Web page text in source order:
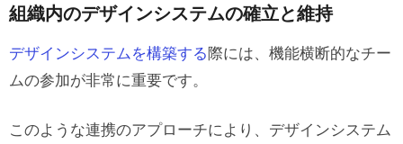
組織内のデザインシステムの確立と維持
デザインシステムを構築する 際には、機能横断的なチー
ムの参加が非常に重要です。
このような連携のアプローチにより、デザインシステム